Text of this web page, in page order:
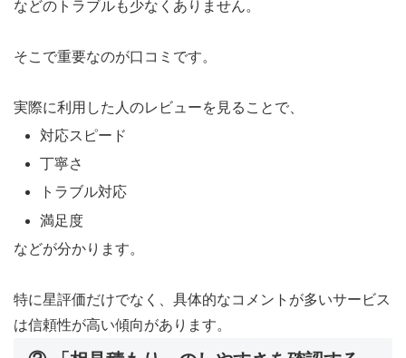
などのトラブルも少なくありません。
そこで重要なのが口コミです。
実際に利用した人のレビューを見ることで、
対応スピード
丁寧さ
トラブル対応
満足度
などが分かります。
特に星評価だけでなく、具体的なコメントが多いサービス
は信頼性が高い傾向があります。